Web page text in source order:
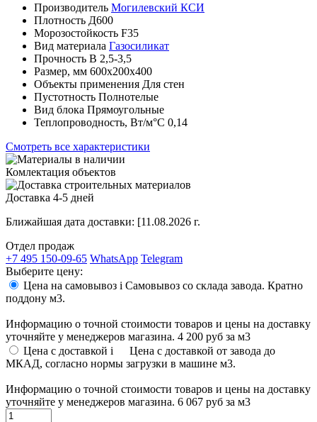
Производитель Могилевский КСИ
Плотность Д600
Морозостойкость F35
Вид материала Газосиликат
Прочность B 2,5-3,5
Размер, мм 600х200х400
Объекты применения Для стен
Пустотность Полнотелые
Вид блока Прямоугольные
Теплопроводность, Вт/м°С 0,14
Смотреть все характеристики
Комлектация объектов
Доставка 4-5 дней
Ближайшая дата доставки: [11.08.2026 г.
Отдел продаж
+7 495 150-09-65 WhatsApp Telegram
Выберите цену:
Цена на самовывоз i Самовывоз со склада завода. Кратно
поддону м3.
Информацию о точной стоимости товаров и цены на доставку
уточняйте у менеджеров магазина. 4 200 руб за м3
Цена с доставкой i
Цена с доставкой от завода до
МКАД, согласно нормы загрузки в машине м3.
Информацию о точной стоимости товаров и цены на доставку
уточняйте у менеджеров магазина. 6 067 руб за м3